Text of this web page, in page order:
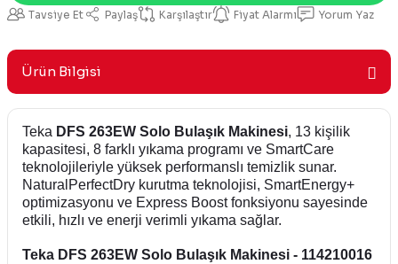
Tavsiye Et Paylaş Karşılaştır Fiyat Alarmı Yorum Yaz
Ürün Bilgisi
Teka DFS 263EW Solo Bulaşık Makinesi, 13 kişilik
kapasitesi, 8 farklı yıkama programı ve SmartCare
teknolojileriyle yüksek performanslı temizlik sunar.
NaturalPerfectDry kurutma teknolojisi, SmartEnergy+
optimizasyonu ve Express Boost fonksiyonu sayesinde
etkili, hızlı ve enerji verimli yıkama sağlar.
Teka DFS 263EW Solo Bulaşık Makinesi - 114210016